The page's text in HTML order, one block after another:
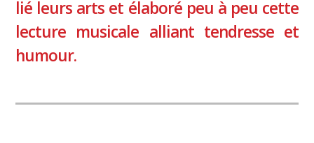
lié leurs arts et élaboré peu à peu cette
lecture musicale alliant tendresse et
humour.